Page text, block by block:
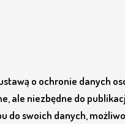
o ochronie danych
ale niezbędne do
do swoich danych,